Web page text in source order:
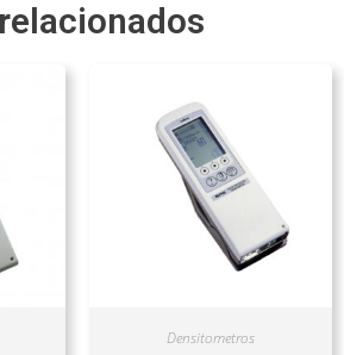
Densitometros